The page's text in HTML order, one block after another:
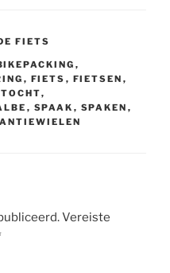
FIETS
,
, FIETS , FIETSEN ,
,
, SPAAK , SPAKEN ,
Vereiste